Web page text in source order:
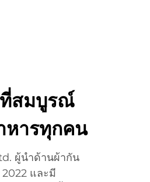
ที่สมบูรณ์
หารทุกคน
ผู้นำด้านผ้ากัน
และมี